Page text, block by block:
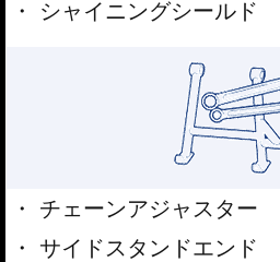
シャイニングシールド
チェーンアジャスター
サイドスタンドエンド